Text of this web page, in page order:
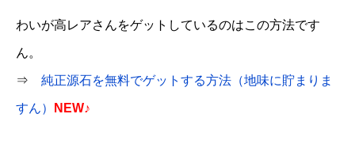
わいが高レアさんをゲットしているのはこの方法です
ん。
⇒ 純正源石を無料でゲットする方法（地味に貯まりま
すん） NEW♪